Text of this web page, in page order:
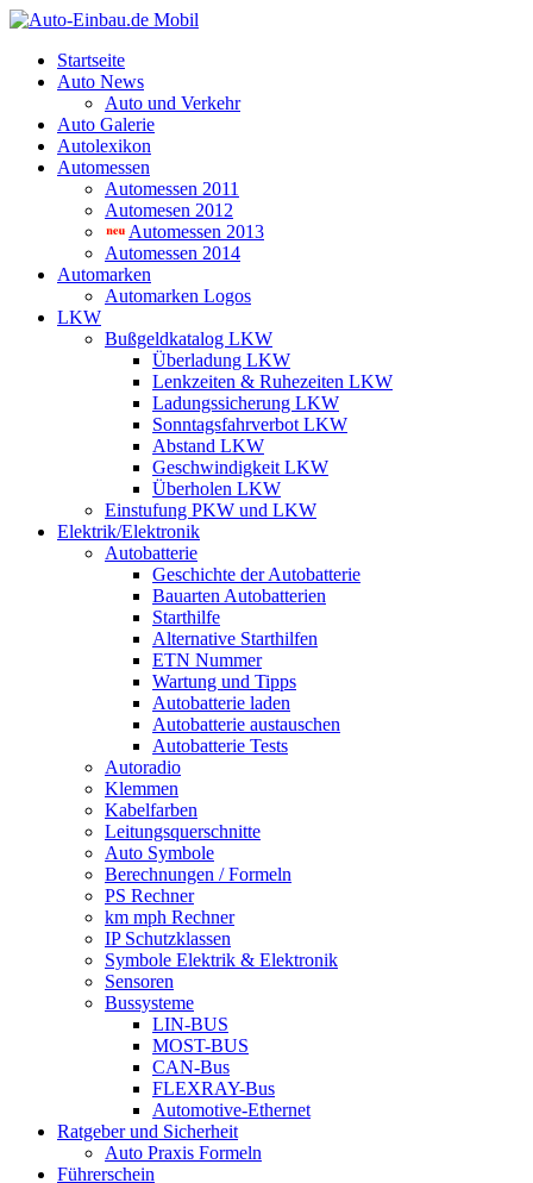
Startseite
Auto News
Auto und Verkehr
Auto Galerie
Autolexikon
Automessen
Automessen 2011
Automesen 2012
Automessen 2013
Automessen 2014
Automarken
Automarken Logos
LKW
Bußgeldkatalog LKW
Überladung LKW
Lenkzeiten & Ruhezeiten LKW
Ladungssicherung LKW
Sonntagsfahrverbot LKW
Abstand LKW
Geschwindigkeit LKW
Überholen LKW
Einstufung PKW und LKW
Elektrik/Elektronik
Autobatterie
Geschichte der Autobatterie
Bauarten Autobatterien
Starthilfe
Alternative Starthilfen
ETN Nummer
Wartung und Tipps
Autobatterie laden
Autobatterie austauschen
Autobatterie Tests
Autoradio
Klemmen
Kabelfarben
Leitungsquerschnitte
Auto Symbole
Berechnungen / Formeln
PS Rechner
km mph Rechner
IP Schutzklassen
Symbole Elektrik & Elektronik
Sensoren
Bussysteme
LIN-BUS
MOST-BUS
CAN-Bus
FLEXRAY-Bus
Automotive-Ethernet
Ratgeber und Sicherheit
Auto Praxis Formeln
Führerschein